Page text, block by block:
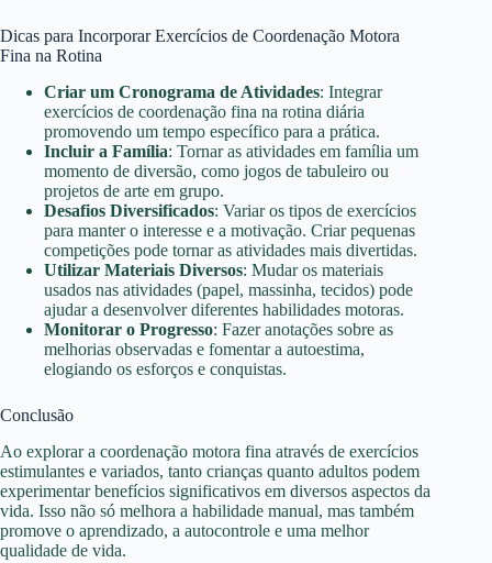
Dicas para Incorporar Exercícios de Coordenação Motora
Fina na Rotina
Criar um Cronograma de Atividades: Integrar
exercícios de coordenação fina na rotina diária
promovendo um tempo específico para a prática.
Incluir a Família: Tornar as atividades em família um
momento de diversão, como jogos de tabuleiro ou
projetos de arte em grupo.
Desafios Diversificados: Variar os tipos de exercícios
para manter o interesse e a motivação. Criar pequenas
competições pode tornar as atividades mais divertidas.
Utilizar Materiais Diversos: Mudar os materiais
usados nas atividades (papel, massinha, tecidos) pode
ajudar a desenvolver diferentes habilidades motoras.
Monitorar o Progresso: Fazer anotações sobre as
melhorias observadas e fomentar a autoestima,
elogiando os esforços e conquistas.
Conclusão
Ao explorar a coordenação motora fina através de exercícios
estimulantes e variados, tanto crianças quanto adultos podem
experimentar benefícios significativos em diversos aspectos da
vida. Isso não só melhora a habilidade manual, mas também
promove o aprendizado, a autocontrole e uma melhor
qualidade de vida.